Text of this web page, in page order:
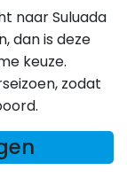
naar Suluada
dan is deze
keuze.
zodat